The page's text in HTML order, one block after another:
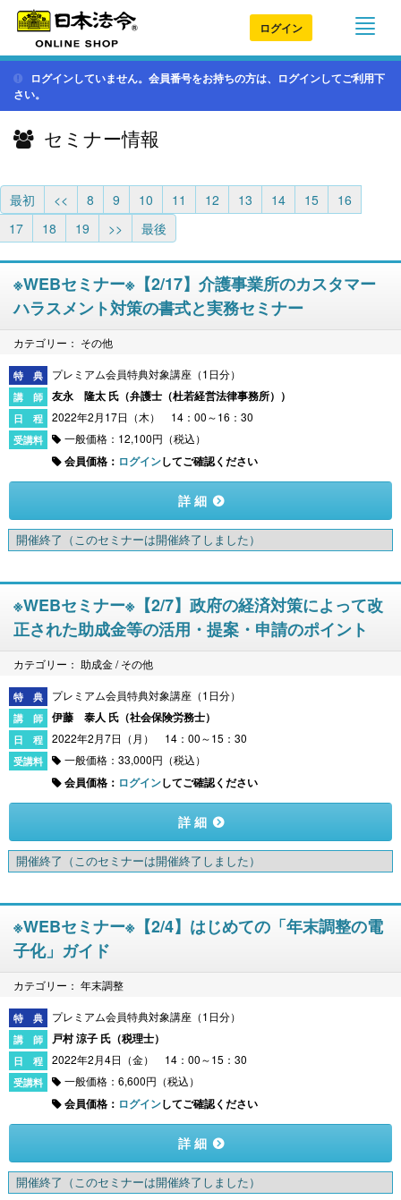
ログイン
ログインしていません。会員番号をお持ちの方は、ログインしてご利用下
さい。
セミナー情報
最初 << 8 9 10 11 12 13 14 15
16
17
18 19 >> 最後
※WEBセミナー※【2/17】介護事業所のカスタマー
ハラスメント対策の書式と実務セミナー
カテゴリー： その他
プレミアム会員特典対象講座（1日分）
友永 隆太 氏（弁護士（杜若経営法律事務所） ）
2022年2月17日（木） 14：00～16：30
一般価格：12,100円（税込）
会員価格： ログインしてご確認ください
詳 細
開催終了 （このセミナーは開催終了しました）
※WEBセミナー※【2/7】政府の経済対策によって改
正された助成金等の活用・提案・申請のポイント
カテゴリー： 助成金 / その他
プレミアム会員特典対象講座（1日分）
伊藤 泰人 氏（社会保険労務士）
2022年2月7日（月） 14：00～15：30
一般価格：33,000円（税込）
会員価格： ログインしてご確認ください
詳 細
開催終了 （このセミナーは開催終了しました）
※WEBセミナー※【2/4】はじめての「年末調整の電
子化」ガイド
カテゴリー： 年末調整
プレミアム会員特典対象講座（1日分）
戸村 涼子 氏（税理士）
2022年2月4日（金） 14：00～15：30
一般価格：6,600円（税込）
会員価格： ログインしてご確認ください
詳 細
開催終了 （このセミナーは開催終了しました）